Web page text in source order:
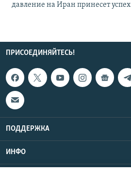
давление на Иран принесет успех
ПРИСОЕДИНЯЙТЕСЬ!
ПОДДЕРЖКА
ИНФО